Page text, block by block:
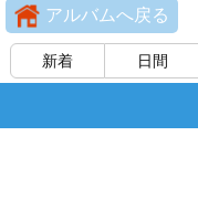
アルバムへ戻る
新着 日間